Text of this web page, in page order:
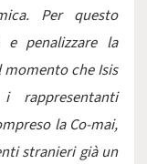
Per questo
e penalizzare la
che Isis
la Co-mai,
stranieri già un